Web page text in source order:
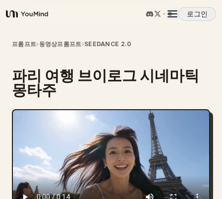
YouMind
로그인
개요
사용 사례
스킬
가격
프롬프트› 동영상프롬프트›SEEDANCE 2.0
파리 여행 브이로그 시네마틱
몽타주